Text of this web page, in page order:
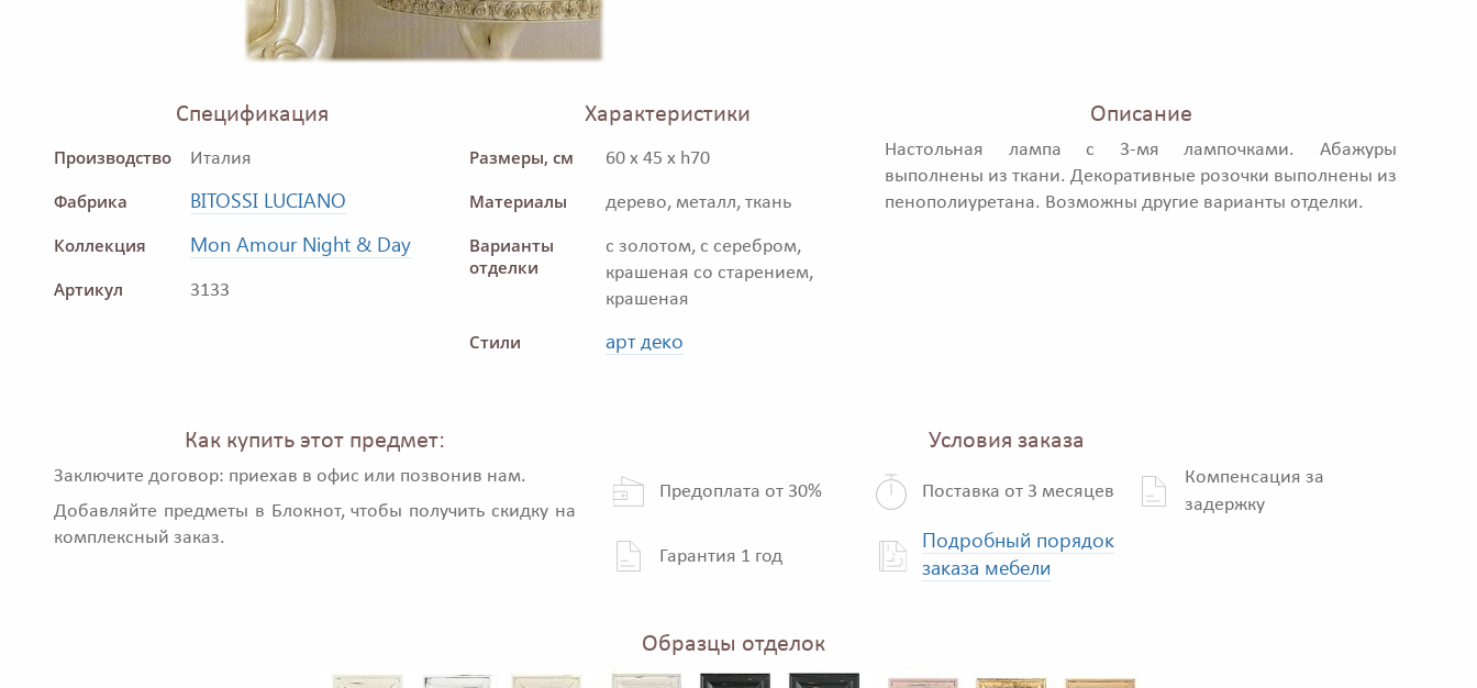
Спецификация
Производство Италия
Фабрика BITOSSI LUCIANO
Коллекция Mon Amour Night & Day
Артикул 3133
Характеристики
Размеры, см 60 x 45 x h70
Материалы дерево, металл, ткань
Варианты
отделки
с золотом, с серебром,
крашеная со старением,
крашеная
Стили арт деко
Описание
Настольная лампа с 3-мя лампочками. Абажуры
выполнены из ткани. Декоративные розочки выполнены из
пенополиуретана. Возможны другие варианты отделки.
Как купить этот предмет:
Заключите договор: приехав в офис или позвонив нам.
Добавляйте предметы в Блокнот, чтобы получить скидку на
комплексный заказ.
Условия заказа
Предоплата от 30% Поставка от 3 месяцев
Компенсация за
задержку
Гарантия 1 год
Подробный порядок
заказа мебели
Образцы отделок